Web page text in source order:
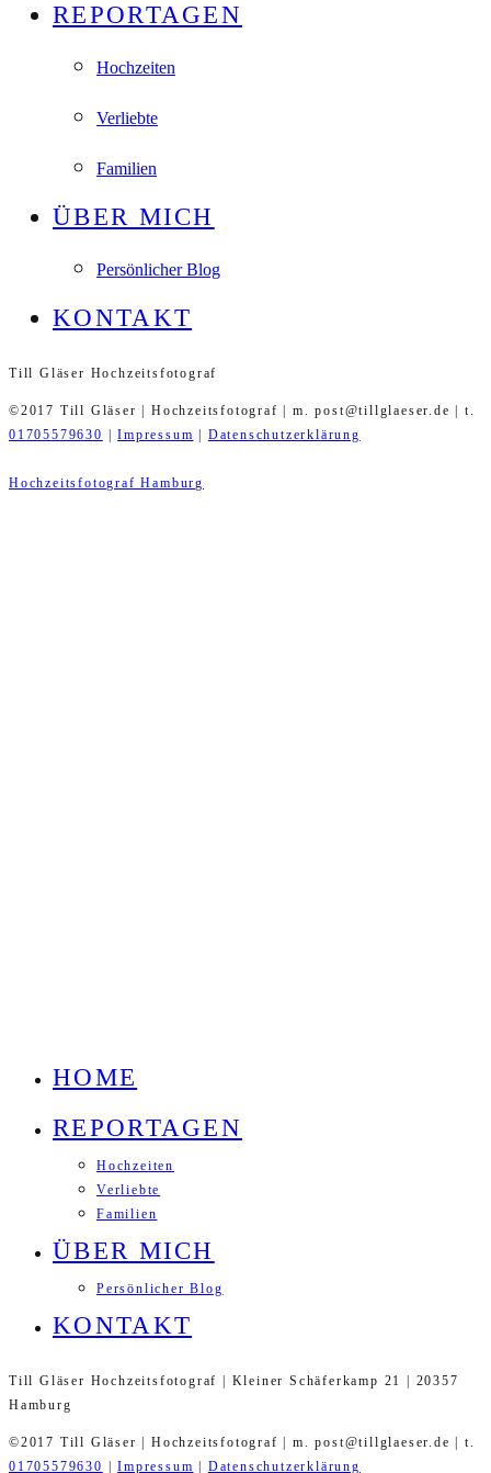
REPORTAGEN
Hochzeiten
Verliebte
Familien
ÜBER MICH
Persönlicher Blog
KONTAKT
Till Gläser Hochzeitsfotograf
©2017 Till Gläser | Hochzeitsfotograf | m. post@tillglaeser.de | t.
01705579630
|Impressum Datenschutzerklärung
Hochzeitsfotograf Hamburg
HOME
REPORTAGEN
Hochzeiten
Verliebte
Familien
ÜBER MICH
Persönlicher Blog
KONTAKT
Till Gläser Hochzeitsfotograf | Kleiner Schäferkamp 21 | 20357
Hamburg
©2017 Till Gläser | Hochzeitsfotograf | m. post@tillglaeser.de | t.
01705579630
|Impressum Datenschutzerklärung